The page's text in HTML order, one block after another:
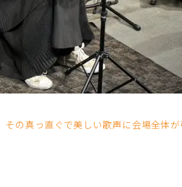
その真っ直ぐで美しい歌声に会場全体が